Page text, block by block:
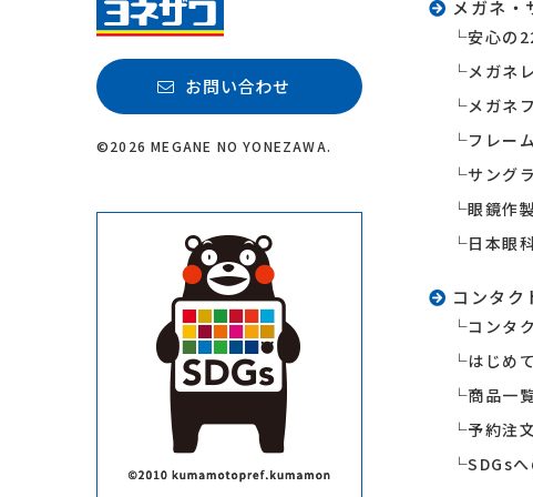
お問い合わせ
©2026 MEGANE NO YONEZAWA.
メガネ・
安心の
メガネ
メガネ
フレー
サング
眼鏡作
日本眼
コンタク
コンタ
はじめ
商品一
予約注
SDGs